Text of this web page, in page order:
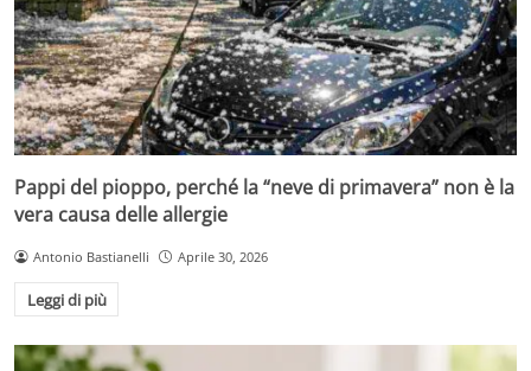
Pappi del pioppo, perché la “neve di primavera” non è la
vera causa delle allergie
Antonio Bastianelli Aprile 30, 2026
Leggi di più